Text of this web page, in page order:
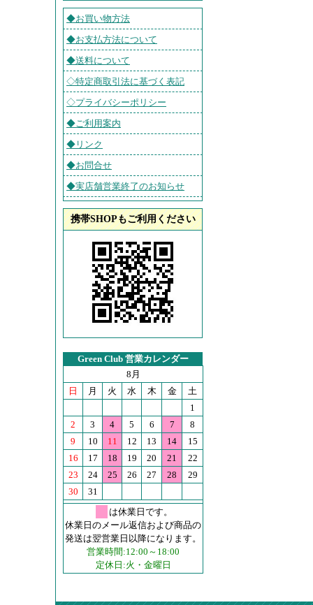
◆お買い物方法
◆お支払方法について
◆送料について
◇特定商取引法に基づく表記
◇プライバシーポリシー
◆ご利用案内
◆リンク
◆お問合せ
◆実店舗営業終了のお知らせ
携帯SHOPもご利用ください
Green Club 営業カレンダー
8月
日
月 火 水 木 金
土
1
2
3 4 5 6 7
8
9
10 11 12 13 14
15
16
17 18 19 20 21
22
23
24 25 26 27 28
29
30
31
は休業日です。
休業日のメール返信および商品の
発送は翌営業日以降になります。
営業時間:12:00～18:00
定休日:火・金曜日